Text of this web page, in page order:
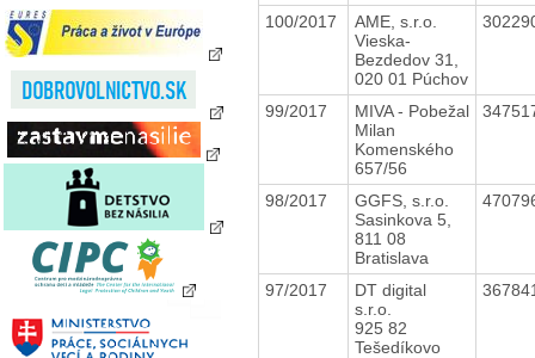
100/2017
AME, s.r.o.
Vieska-
Bezdedov 31,
020 01 Púchov
99/2017
MIVA - Pobežal
Milan
Komenského
657/56
98/2017
GGFS, s.r.o.
Sasinkova 5,
811 08
Bratislava
97/2017
DT digital
s.r.o.
925 82
Tešedíkovo